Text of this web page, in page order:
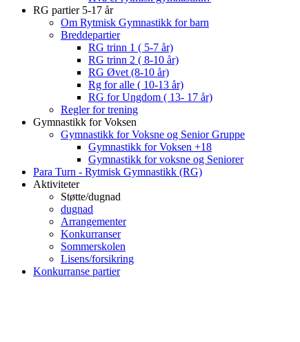
RG partier 5-17 år
Om Rytmisk Gymnastikk for barn
Breddepartier
RG trinn 1 ( 5-7 år)
RG trinn 2 ( 8-10 år)
RG Øvet (8-10 år)
Rg for alle ( 10-13 år)
RG for Ungdom ( 13- 17 år)
Regler for trening
Gymnastikk for Voksen
Gymnastikk for Voksne og Senior Gruppe
Gymnastikk for Voksen +18
Gymnastikk for voksne og Seniorer
Para Turn - Rytmisk Gymnastikk (RG)
Aktiviteter
Støtte/dugnad
dugnad
Arrangementer
Konkurranser
Sommerskolen
Lisens/forsikring
Konkurranse partier